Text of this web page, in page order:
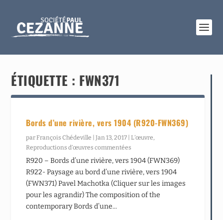
ÉTIQUETTE : FWN371
Bords d’une rivière, vers 1904 (R920-FWN369)
parFrançois Chédeville |Jan 13, 2017 |L’œuvre,
Reproductions d’œuvres commentées
R920 – Bords d’une rivière, vers 1904 (FWN369)
R922- Paysage au bord d’une rivière, vers 1904
(FWN371) Pavel Machotka (Cliquer sur les images
pour les agrandir) The composition of the
contemporary Bords d’une...